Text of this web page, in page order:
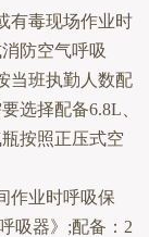
有毒现场作业时
防空气呼吸
当班执勤人数配
选择配备6.8L、
按照正压式空
作业时呼吸保
吸器》;配备：2